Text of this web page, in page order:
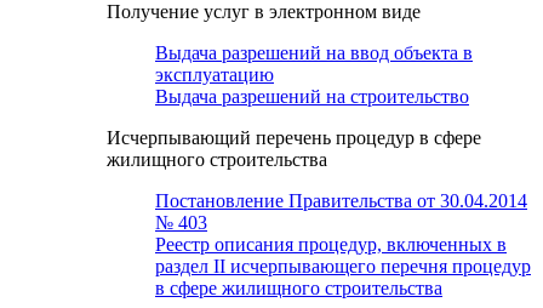
Получение услуг в электронном виде
Выдача разрешений на ввод объекта в
эксплуатацию
Выдача разрешений на строительство
Исчерпывающий перечень процедур в сфере
жилищного строительства
Постановление Правительства от 30.04.2014
№ 403
Реестр описания процедур, включенных в
раздел II исчерпывающего перечня процедур
в сфере жилищного строительства